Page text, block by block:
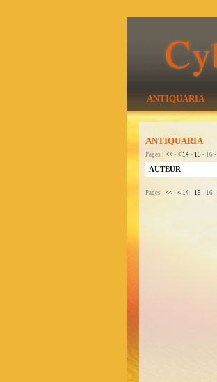
ANTIQUARIA
ANTIQUARIA
Pages : << - < 14 - 15 - 16 -
AUTEUR
Pages : << - < 14 - 15 - 16 -